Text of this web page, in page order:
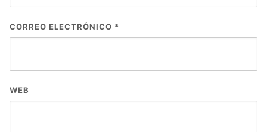
CORREO ELECTRÓNICO *
WEB